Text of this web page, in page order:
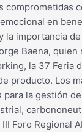
en
importancia
Baena,
la 37 Feria
producto. Los
la gestión
Regional